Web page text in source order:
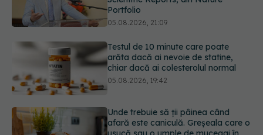
Testul de 10 minute care poate
arăta dacă ai nevoie de statine,
chiar dacă ai colesterolul normal
Unde trebuie să ții pâinea când
afară este caniculă. Greșeala care o
05.08.2026, 18:33